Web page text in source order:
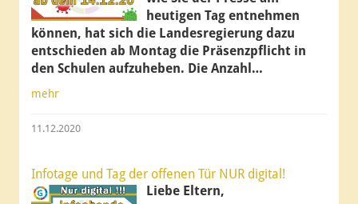
heutigen Tag entnehmen
können, hat sich die Landesregierung dazu
entschieden ab Montag die Präsenzpflicht in
den Schulen aufzuheben. Die Anzahl…
mehr
11.12.2020
Infotage und Tag der offenen Tür NUR digital!
Liebe Eltern,